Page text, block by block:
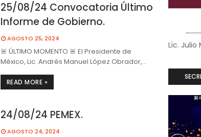
25/08/24 Convocatoria Último
Informe de Gobierno.
AGOSTO 25, 2024
🚨 ÚLTIMO MOMENTO 🚨 El Presidente de
México, Lic. Andrés Manuel López Obrador,…
READ MORE »
24/08/24 PEMEX.
AGOSTO 24, 2024
Lic. Julio